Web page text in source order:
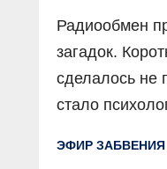
Радиообмен
загадок.
сделалось не
стало
ЭФИР ЗАБВЕНИЯ